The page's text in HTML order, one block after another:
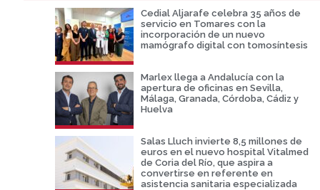
Cedial Aljarafe celebra 35 años de
servicio en Tomares con la
incorporación de un nuevo
mamógrafo digital con tomosíntesis
Marlex llega a Andalucía con la
apertura de oficinas en Sevilla,
Málaga, Granada, Córdoba, Cádiz y
Huelva
Salas Lluch invierte 8,5 millones de
euros en el nuevo hospital Vitalmed
de Coria del Río, que aspira a
convertirse en referente en
asistencia sanitaria especializada